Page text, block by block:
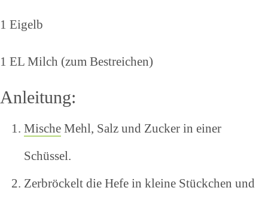
1 Eigelb
1 EL Milch (zum Bestreichen)
Anleitung:
Mische Mehl, Salz und Zucker in einer
Schüssel.
Zerbröckelt die Hefe in kleine Stückchen und